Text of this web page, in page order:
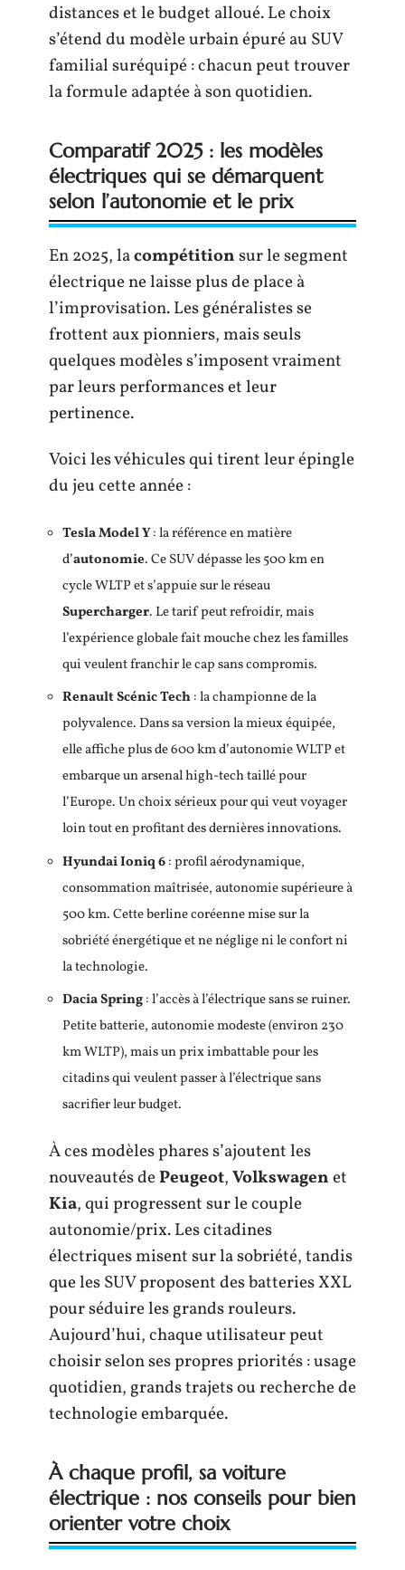
distances et le budget alloué. Le choix
s’étend du modèle urbain épuré au SUV
familial suréquipé : chacun peut trouver
la formule adaptée à son quotidien.
Comparatif 2025 : les modèles
électriques qui se démarquent
selon l’autonomie et le prix
En 2025, lacompétitionsur le segment
électrique ne laisse plus de place à
l’improvisation. Les généralistes se
frottent aux pionniers, mais seuls
quelques modèles s’imposent vraiment
par leurs performances et leur
pertinence.
Voici les véhicules qui tirent leur épingle
du jeu cette année :
Tesla Model Y: la référence en matière
d’autonomie. Ce SUV dépasse les 500 km en
cycle WLTP et s’appuie sur le réseau
Supercharger. Le tarif peut refroidir, mais
l’expérience globale fait mouche chez les familles
qui veulent franchir le cap sans compromis.
Renault Scénic Tech: la championne de la
polyvalence. Dans sa version la mieux équipée,
elle affiche plus de 600 km d’autonomie WLTP et
embarque un arsenal high-tech taillé pour
l’Europe. Un choix sérieux pour qui veut voyager
loin tout en profitant des dernières innovations.
Hyundai Ioniq 6: profil aérodynamique,
consommation maîtrisée, autonomie supérieure à
500 km. Cette berline coréenne mise sur la
sobriété énergétique et ne néglige ni le confort ni
la technologie.
Dacia Spring: l’accès à l’électrique sans se ruiner.
Petite batterie, autonomie modeste (environ 230
km WLTP), mais un prix imbattable pour les
citadins qui veulent passer à l’électrique sans
sacrifier leur budget.
À ces modèles phares s’ajoutent les
nouveautés dePeugeot,Volkswagenet
Kia, qui progressent sur le couple
autonomie/prix. Les citadines
électriques misent sur la sobriété, tandis
que les SUV proposent des batteries XXL
pour séduire les grands rouleurs.
Aujourd’hui, chaque utilisateur peut
choisir selon ses propres priorités : usage
quotidien, grands trajets ou recherche de
technologie embarquée.
À chaque profil, sa voiture
électrique : nos conseils pour bien
orienter votre choix